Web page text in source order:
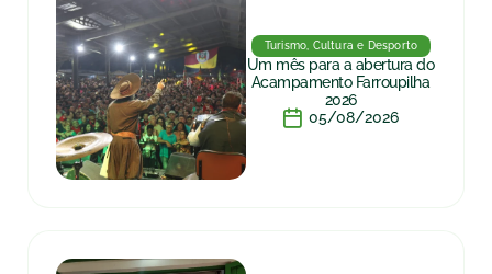
Turismo, Cultura e Desporto
Um mês para a abertura do
Acampamento Farroupilha
2026
05/08/2026